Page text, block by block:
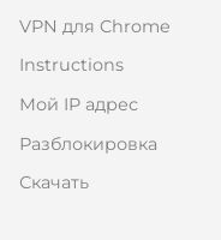
VPN для Chrome
Instructions
Мой IP адрес
Разблокировка
Скачать